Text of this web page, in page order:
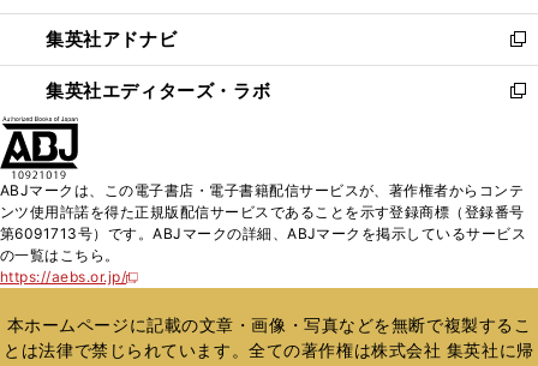
開
く
ウ
で
開
く
ン
ド
ウ
で
ウ
ィ
ン
ド
く
集英社アドナビ
新
し
い
ド
ウ
で
集英社エディターズ・ラボ
新
ィ
ン
ド
開
く
ABJマークは、この電子書店・電子書籍配信サービスが、著作権者からコンテ
ンツ使用許諾を得た正規版配信サービスであることを示す登録商標（登録番号
第6091713号）です。ABJマークの詳細、ABJマークを掲示しているサービス
の一覧はこちら。
https://aebs.or.jp/
新
い
ウ
ィ
本ホームページに記載の文章・画像・写真などを無断で複製するこ
とは法律で禁じられています。全ての著作権は株式会社 集英社に帰